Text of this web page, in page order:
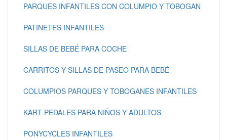
PARQUES INFANTILES CON COLUMPIO Y TOBOGAN
PATINETES INFANTILES
SILLAS DE BEBÉ PARA COCHE
CARRITOS Y SILLAS DE PASEO PARA BEBÉ
COLUMPIOS PARQUES Y TOBOGANES INFANTILES
KART PEDALES PARA NIÑOS Y ADULTOS
PONYCYCLES INFANTILES